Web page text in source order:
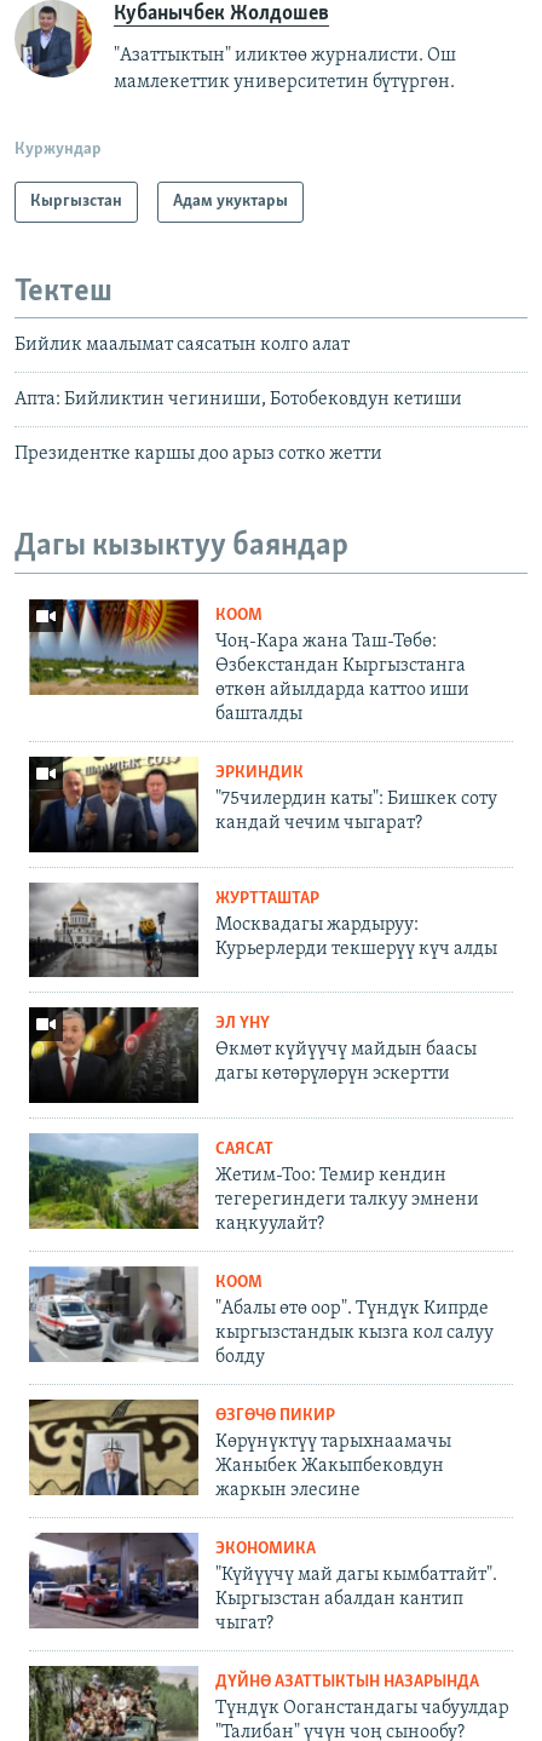
Кубанычбек Жолдошев
"Азаттыктын" иликтөө журналисти. Ош
мамлекеттик университетин бүтүргөн.
Куржундар
Кыргызстан Адам укуктары
Тектеш
Бийлик маалымат саясатын колго алат
Апта: Бийликтин чегиниши, Ботобековдун кетиши
Президентке каршы доо арыз сотко жетти
Дагы кызыктуу баяндар
КООМ
Чоң-Кара жана Таш-Төбө:
Өзбекстандан Кыргызстанга
өткөн айылдарда каттоо иши
башталды
ЭРКИНДИК
"75чилердин каты": Бишкек соту
кандай чечим чыгарат?
ЖУРТТАШТАР
Москвадагы жардыруу:
Курьерлерди текшерүү күч алды
ЭЛ ҮНҮ
Өкмөт күйүүчү майдын баасы
дагы көтөрүлөрүн эскертти
САЯСАТ
Жетим-Тоо: Темир кендин
тегерегиндеги талкуу эмнени
каңкуулайт?
КООМ
"Абалы өтө оор". Түндүк Кипрде
кыргызстандык кызга кол салуу
болду
ӨЗГӨЧӨ ПИКИР
Көрүнүктүү тарыхнаамачы
Жаныбек Жакыпбековдун
жаркын элесине
ЭКОНОМИКА
"Күйүүчү май дагы кымбаттайт".
Кыргызстан абалдан кантип
чыгат?
ДҮЙНӨ АЗАТТЫКТЫН НАЗАРЫНДА
Түндүк Ооганстандагы чабуулдар
"Талибан" үчүн чоң сынообу?